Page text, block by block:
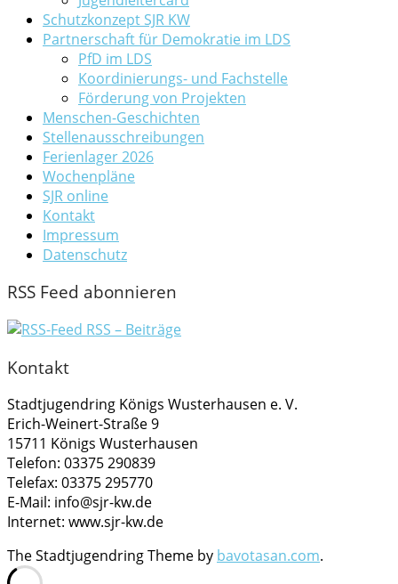
Schutzkonzept SJR KW
Partnerschaft für Demokratie im LDS
PfD im LDS
Koordinierungs- und Fachstelle
Förderung von Projekten
Menschen-Geschichten
Stellenausschreibungen
Ferienlager 2026
Wochenpläne
SJR online
Kontakt
Impressum
Datenschutz
RSS Feed abonnieren
RSS – Beiträge
Kontakt
Stadtjugendring Königs Wusterhausen e. V.
Erich-Weinert-Straße 9
15711 Königs Wusterhausen
Telefon: 03375 290839
Telefax: 03375 295770
E-Mail: info@sjr-kw.de
Internet: www.sjr-kw.de
The Stadtjugendring Theme by bavotasan.com.